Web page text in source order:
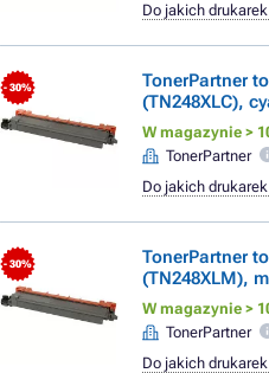
Do jakich
- 30%
TonerPartner
(TN248XLC),
W magazynie >
TonerPartner
Do jakich
- 30%
TonerPartner
(TN248XLM),
W magazynie >
TonerPartner
Do jakich